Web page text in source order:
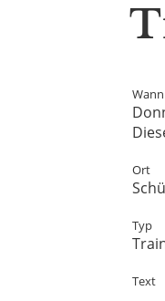
Wann
Ort
Typ
Text